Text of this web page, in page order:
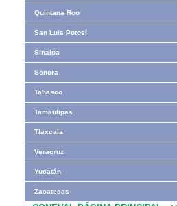
Quintana Roo
San Luis Potosí
Sinaloa
Sonora
Tabasco
Tamaulipas
Tlaxcala
Veracruz
Yucatán
Zacatecas